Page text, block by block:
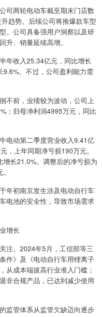
两轮电动车截至期末门店数
趋势。后续公司将推爆款车型
。公司具备强用户洞察以及研
升、销量延续高增。
收入25.34亿元，同比增长
。不过，公司盈利能力需
前，业绩较为波动，公司上
；归母净利润4995万元，同比
动第二季度营业收入9.41亿
，上年同期净亏损190万元。
长21.0%。调整后的净亏损为
初南京发生涉及电动自行车
电池的安全性，导致市场需求
增长
。2024年5月，工信部等三
件》及《电动自行车用锂离子
从成本端拔高行业准入门槛；
非合规产品，已达到减少使用
管体系从监管欠缺迈向逐步